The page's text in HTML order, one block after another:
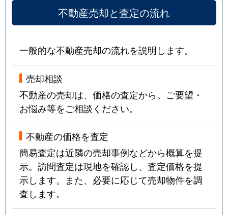
不動産売却と査定の流れ
一般的な不動産売却の流れを説明します。
売却相談
不動産の売却は、価格の査定から。ご要望・
お悩み等をご相談ください。
不動産の価格を査定
簡易査定は近隣の売却事例などから概算を提
示。訪問査定は現地を確認し、査定価格を提
示します。また、必要に応じて売却物件を調
査します。